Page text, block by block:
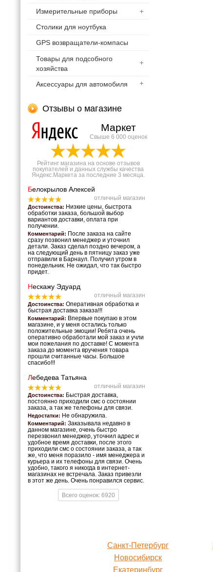
Измерительные приборы
Столики для ноутбука
GPS возвращатели-компасы
Товары для подсобного
хозяйства
Аксессуары для автомобиля
Отзывы о магазине
Маркет
Свыше 6 000 оценок
Рейтинг магазина на основе отзывов
покупателей и данных службы качества
Яндекс.Маркета за последние 3 месяца.
Белокрылов Алексей
отличный магазин
Достоинства: Низкие цены, быстрота
обработки заказа, большой выбор
вариантов доставки, оплата при
получении.
Комментарий: После заказа на сайте
сразу позвонил менеджер и уточнил
детали. Заказ сделал поздно вечером, а
на следующий день в пятницу заказ уже
отправили в Барнаул. Получил утром в
понедельник. Не ожидал, что так быстро
придет.
Нескажу Эдуард
отличный магазин
Достоинства: Оперативная обработка и
быстрая доставка заказа!!!
Комментарий: Впервые покупаю в этом
магазине, и у меня остались только
положительные эмоции! Ребята очень
оперативно обработали мой заказ и учли
мои пожелания по доставке! С момента
заказа до момента вручения товара
прошли считанные часы. Большое
спасибо!!!
Лебедева Татьяна
отличный магазин
Достоинства: Быстрая доставка,
постоянно приходили смс о состоянии
заказа, а так же телефоны для связи.
Недостатки: Не обнаружила.
Комментарий: Заказывала недавно в
данном магазине, очень быстро
перезвонил менеджер, уточнил адрес и
удобное время доставки, после этого
приходили смс о состоянии заказа, а так
же, что меня поразило - имя менеджера и
курьера и их телефоны для связи. Очень
удобно, такого я никогда в интернет-
магазинах не встречала. Заказ привезли
в этот же день. Очень понравился сервис.
Всего оценок: 6920
Санкт-Петербург
Новосибирск
Екатеринбург